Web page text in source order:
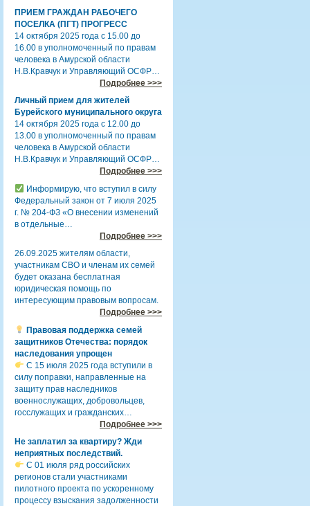
ПРИЕМ ГРАЖДАН РАБОЧЕГО
ПОСЕЛКА (ПГТ) ПРОГРЕСС
14 октября 2025 года с 15.00 до
16.00 в уполномоченный по правам
человека в Амурской области
Н.В.Кравчук и Управляющий ОСФР…
Подробнее >>>
Личный прием для жителей
Бурейского муниципального округа
14 октября 2025 года с 12.00 до
13.00 в уполномоченный по правам
человека в Амурской области
Н.В.Кравчук и Управляющий ОСФР…
Подробнее >>>
Информирую, что вступил в силу
Федеральный закон от 7 июля 2025
г. № 204-ФЗ «О внесении изменений
в отдельные…
Подробнее >>>
26.09.2025 жителям области,
участникам СВО и членам их семей
будет оказана бесплатная
юридическая помощь по
интересующим правовым вопросам.
Подробнее >>>
Правовая поддержка семей
защитников Отечества: порядок
наследования упрощен
С 15 июля 2025 года вступили в
силу поправки, направленные на
защиту прав наследников
военнослужащих, добровольцев,
госслужащих и гражданских…
Подробнее >>>
Не заплатил за квартиру? Жди
неприятных последствий.
С 01 июля ряд российских
регионов стали участниками
пилотного проекта по ускоренному
процессу взыскания задолженности